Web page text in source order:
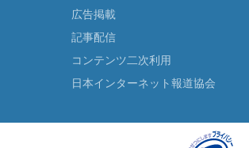
広告掲載
記事配信
コンテンツ二次利用
日本インターネット報道協会